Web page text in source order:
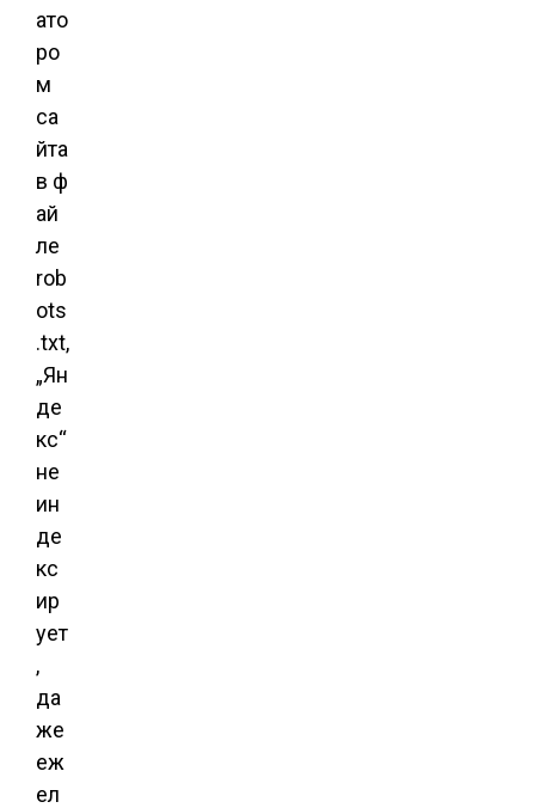
ато
ро
м
са
йта
в ф
ай
ле
rob
ots
.txt,
„Ян
де
кс“
не
ин
де
кс
ир
ует
,
да
же
еж
ел